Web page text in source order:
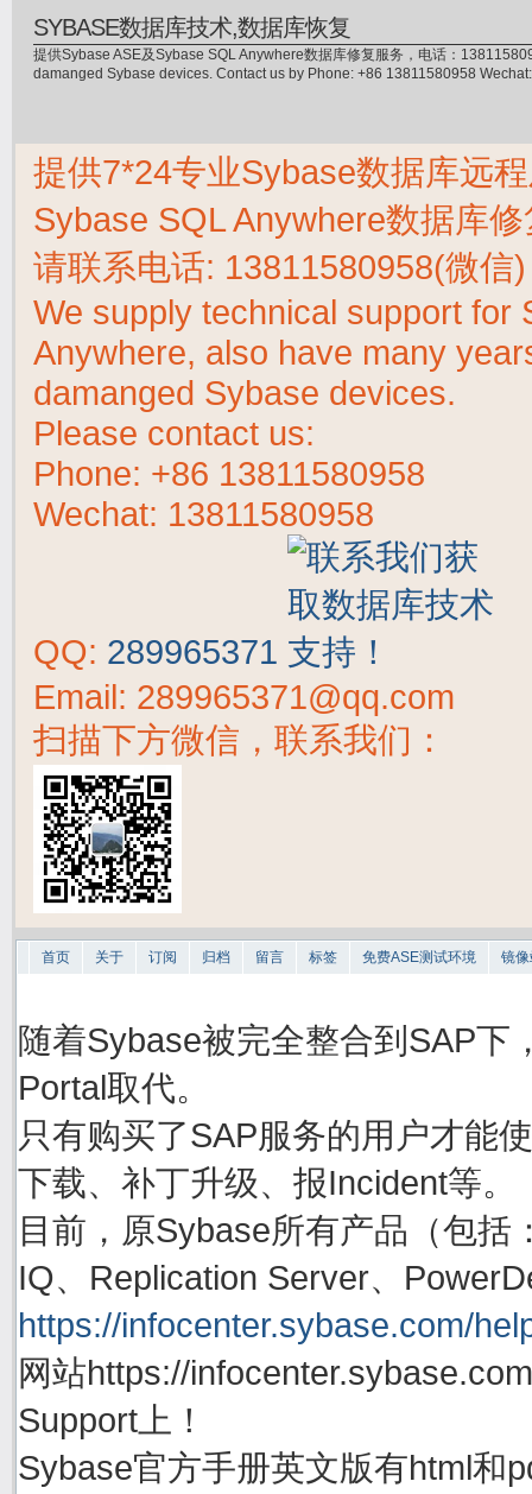
SYBASE数据库技术,数据库恢复
提供Sybase ASE及Sybase SQL Anywhere数据库修复服务，电话：
damanged Sybase devices. Contact us by Phone: +86 13811580958
提供7*24专业Sybase数据库远
Sybase SQL Anywhere数据库
请联系电话: 13811580958(微信
We supply technical support for
Anywhere, also have many
damanged Sybase devices.
Please contact us:
Phone: +86 13811580958
Wechat: 13811580958
QQ: 289965371
Email: 289965371@qq.com
扫描下方微信，联系我们：
首页 关于 订阅 归档 留言 标签 免费ASE测试环境 镜
随着Sybase被完全整合到SAP下
Portal取代。
只有购买了SAP服务的用户才能
下载、补丁升级、报Incident等。
目前，原Sybase所有产品（包
IQ、Replication Server、
https://infocenter.sybase.com/
网站https://
Support上！
Sybase官方手册英文版有html和